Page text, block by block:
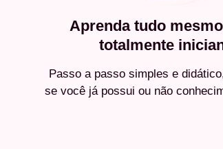
Aprenda tudo
totalmente
Passo a passo simples e
se você já possui ou não